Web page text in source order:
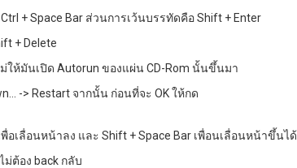
+ Space Bar ส่วนการเว้นบรรทัดคือ Shift + Enter
+ Delete
ให้มันเปิด Autorun ของแผ่น CD-Rom นั้นขึ้นมา
-> Restart จากนั้น ก่อนที่จะ OK ให้กด
อเลื่อนหน้าลง และ Shift + Space Bar เพื่อนเลื่อนหน้าขึ้นได้
ม่ต้อง back กลับ